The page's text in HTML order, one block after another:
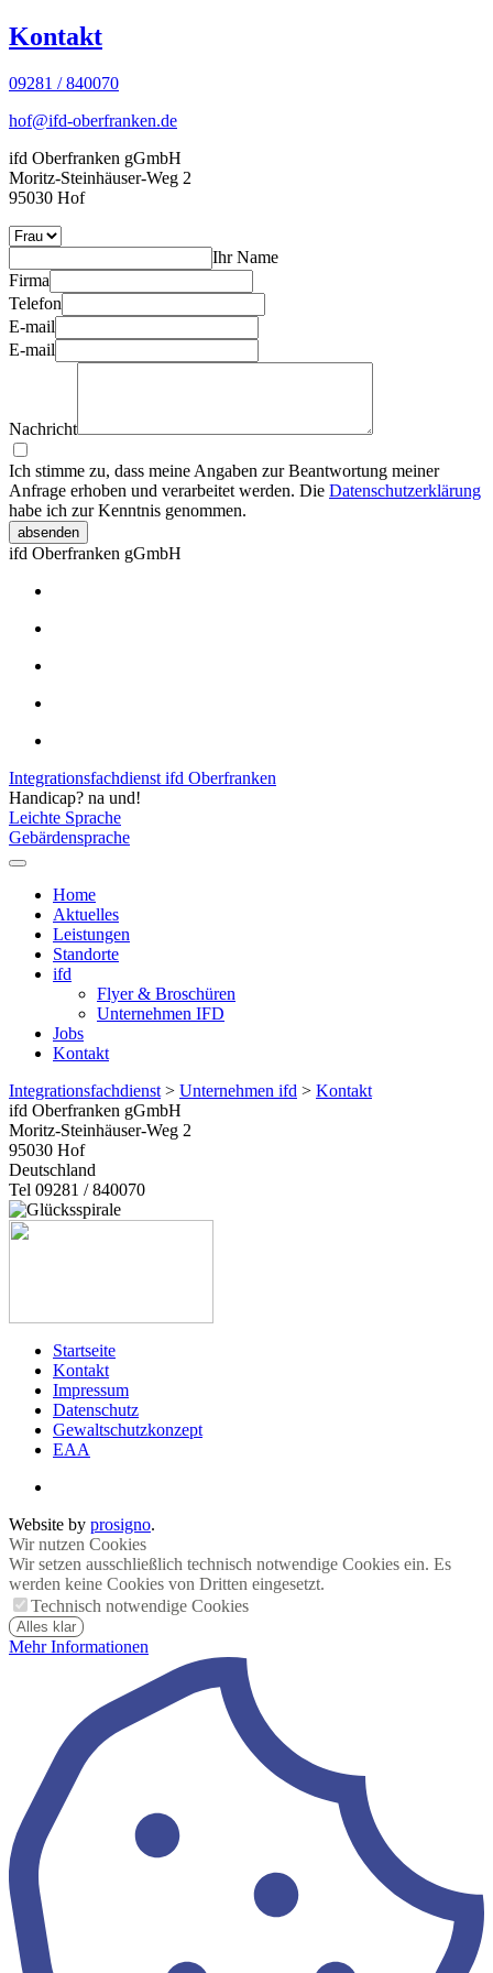
Kontakt
09281 / 840070
hof@ifd-oberfranken.de
ifd Oberfranken gGmbH
Moritz-Steinhäuser-Weg 2
95030 Hof
Ihr Name
Firma
Telefon
E-mail
E-mail
Nachricht
Ich stimme zu, dass meine Angaben zur Beantwortung meiner
Anfrage erhoben und verarbeitet werden. Die Datenschutzerklärung
habe ich zur Kenntnis genommen.
absenden
ifd Oberfranken gGmbH
Integrationsfachdienst ifd Oberfranken
Handicap? na und!
Leichte Sprache
Gebärdensprache
Home
Aktuelles
Leistungen
Standorte
ifd
Flyer & Broschüren
Unternehmen IFD
Jobs
Kontakt
Integrationsfachdienst > Unternehmen ifd > Kontakt
ifd Oberfranken gGmbH
Moritz-Steinhäuser-Weg 2
95030 Hof
Deutschland
Tel 09281 / 840070
Startseite
Kontakt
Impressum
Datenschutz
Gewaltschutzkonzept
EAA
Website by prosigno.
Wir nutzen Cookies
Wir setzen ausschließlich technisch notwendige Cookies ein. Es
werden keine Cookies von Dritten eingesetzt.
Technisch notwendige Cookies
Alles klar
Mehr Informationen